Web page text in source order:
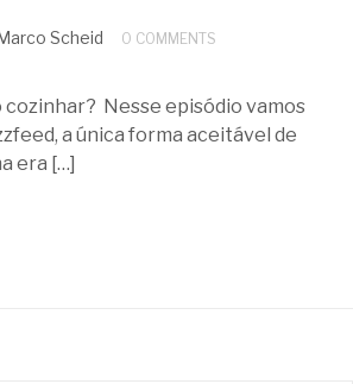
Scheid 0 COMMENTS
cozinhar? Nesse episódio vamos
a única forma aceitável de
era […]